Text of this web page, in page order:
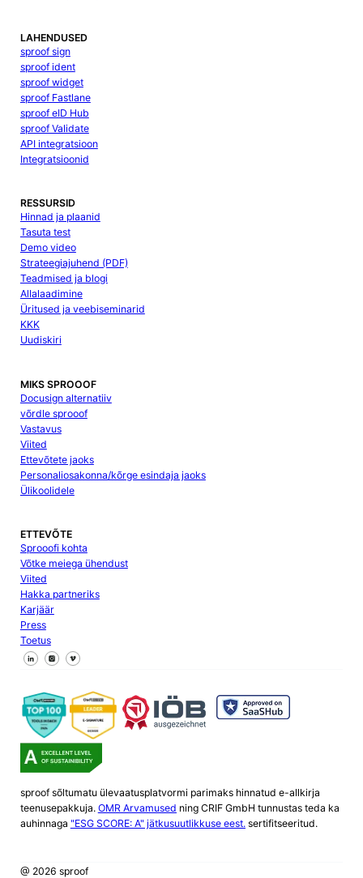
LAHENDUSED
sproof sign
sproof ident
sproof widget
sproof Fastlane
sproof eID Hub
sproof Validate
API integratsioon
Integratsioonid
RESSURSID
Hinnad ja plaanid
Tasuta test
Demo video
Strateegiajuhend (PDF)
Teadmised ja blogi
Allalaadimine
Üritused ja veebiseminarid
KKK
Uudiskiri
MIKS SPROOOF
Docusign alternatiiv
võrdle sprooof
Vastavus
Viited
Ettevõtete jaoks
Personaliosakonna/kõrge esindaja jaoks
Ülikoolidele
ETTEVÕTE
Sprooofi kohta
Võtke meiega ühendust
Viited
Hakka partneriks
Karjäär
Press
Toetus
Jälgi meid Facebookis
Jälgi meid X
Jälgi meid LinkedInis
sproof sõltumatu ülevaatusplatvormi parimaks hinnatud e-allkirja
teenusepakkuja. OMR Arvamused ning CRIF GmbH tunnustas teda ka
auhinnaga "ESG SCORE: A" jätkusuutlikkuse eest.sertifitseeritud.
@ 2026 sproof